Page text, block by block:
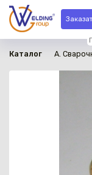
Каталог A.
в наличии